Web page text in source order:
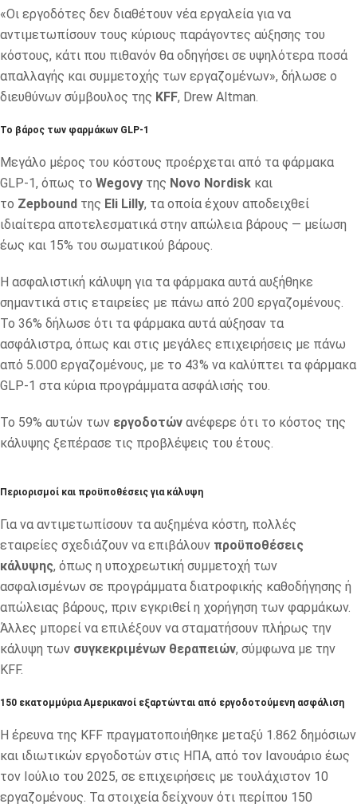
«Οι εργοδότες δεν διαθέτουν νέα εργαλεία για να
αντιμετωπίσουν τους κύριους παράγοντες αύξησης του
κόστους, κάτι που πιθανόν θα οδηγήσει σε υψηλότερα ποσά
απαλλαγής και συμμετοχής των εργαζομένων», δήλωσε ο
διευθύνων σύμβουλος της KFF, Drew Altman.
Το βάρος των φαρμάκων GLP-1
Μεγάλο μέρος του κόστους προέρχεται από τα φάρμακα
GLP-1, όπως το Wegovy της Novo Nordisk και
το Zepbound της Eli Lilly, τα οποία έχουν αποδειχθεί
ιδιαίτερα αποτελεσματικά στην απώλεια βάρους — μείωση
έως και 15% του σωματικού βάρους.
Η ασφαλιστική κάλυψη για τα φάρμακα αυτά αυξήθηκε
σημαντικά στις εταιρείες με πάνω από 200 εργαζομένους.
Το 36% δήλωσε ότι τα φάρμακα αυτά αύξησαν τα
ασφάλιστρα, όπως και στις μεγάλες επιχειρήσεις με πάνω
από 5.000 εργαζομένους, με το 43% να καλύπτει τα φάρμακα
GLP-1 στα κύρια προγράμματα ασφάλισής του.
Το 59% αυτών των εργοδοτών ανέφερε ότι το κόστος της
κάλυψης ξεπέρασε τις προβλέψεις του έτους.
Περιορισμοί και προϋποθέσεις για κάλυψη
Για να αντιμετωπίσουν τα αυξημένα κόστη, πολλές
εταιρείες σχεδιάζουν να επιβάλουν προϋποθέσεις
κάλυψης, όπως η υποχρεωτική συμμετοχή των
ασφαλισμένων σε προγράμματα διατροφικής καθοδήγησης ή
απώλειας βάρους, πριν εγκριθεί η χορήγηση των φαρμάκων.
Άλλες μπορεί να επιλέξουν να σταματήσουν πλήρως την
κάλυψη των συγκεκριμένων θεραπειών, σύμφωνα με την
KFF.
150 εκατομμύρια Αμερικανοί εξαρτώνται από εργοδοτούμενη ασφάλιση
Η έρευνα της KFF πραγματοποιήθηκε μεταξύ 1.862 δημόσιων
και ιδιωτικών εργοδοτών στις ΗΠΑ, από τον Ιανουάριο έως
τον Ιούλιο του 2025, σε επιχειρήσεις με τουλάχιστον 10
εργαζομένους. Τα στοιχεία δείχνουν ότι περίπου 150